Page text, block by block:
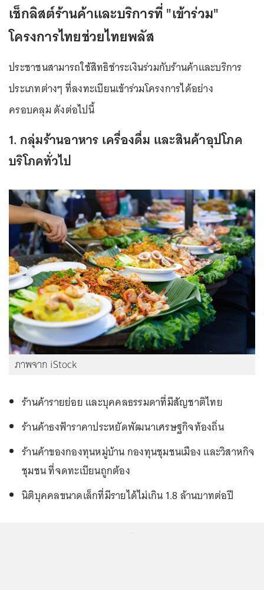
เช็กลิสต์ร้านค้าและบริการที่ "เข้าร่วม"
โครงการไทยช่วยไทยพลัส
ประชาชนสามารถใช้สิทธิชำระเงินร่วมกับร้านค้าและบริการ
ประเภทต่างๆ ที่ลงทะเบียนเข้าร่วมโครงการได้อย่าง
ครอบคลุม ดังต่อไปนี้
1. กลุ่มร้านอาหาร เครื่องดื่ม และสินค้าอุปโภค
บริโภคทั่วไป
ภาพจาก iStock
ร้านค้ารายย่อย และบุคคลธรรมดาที่มีสัญชาติไทย
ร้านค้าธงฟ้าราคาประหยัดพัฒนาเศรษฐกิจท้องถิ่น
ร้านค้าของกองทุนหมู่บ้าน กองทุนชุมชนเมือง และวิสาหกิจ
ชุมชน ที่จดทะเบียนถูกต้อง
นิติบุคคลขนาดเล็กที่มีรายได้ไม่เกิน 1.8 ล้านบาทต่อปี